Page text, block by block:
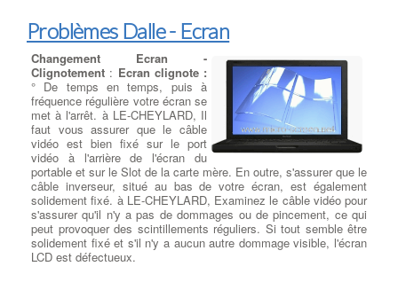
auront une meilleure paramètres électriques et optiques, ce qui
permettra quand même la remise en état de votre ordinateur
portable.:Devis Réparateur Ordi Portable
Design élégant d'inspiration Zen: Le ZenDrive U9M d'ASUS
affiche un design minimaliste avec un format de 13 mm
d'épaisseur. Son design inspiré du zen présente des cercles
concentriques pour en renforcer l'aspect sophistiqué. La
simplicité de sa conception en fait le compagnon idéal des
ordinateurs portables fins et légers. à LE-CHEYLARD
Compatible avec deux interfaces
: Le ZenDrive U9M d’ASUS
dispose de deux câbles prenant en charge les interfaces USB de
type C et de type A. Le modèle réversible de type C se traduit
par une connectivité pratique, pour des transmissions de
données ultra rapides à partir de périphériques compatibles. à
LE-CHEYLARDSource :Asus
Choisir le CPU processeur pour
son pc à LE-CHEYLARD: Basé
sur une multitude de points de
référence , Kaby Lake n'offre pas
Problèmes Dalle - Ecran
Changement Ecran -
Clignotement : Ecran clignote :
° De temps en temps, puis à
fréquence régulière votre écran se
met à l'arrêt. à LE-CHEYLARD, Il
faut vous assurer que le câble
vidéo est bien fixé sur le port
vidéo à l'arrière de l'écran du
portable et sur le Slot de la carte mère. En outre, s'assurer que le
câble inverseur, situé au bas de votre écran, est également
solidement fixé. à LE-CHEYLARD, Examinez le câble vidéo pour
s'assurer qu'il n'y a pas de dommages ou de pincement, ce qui
peut provoquer des scintillements réguliers. Si tout semble être
solidement fixé et s'il n'y a aucun autre dommage visible, l'écran
LCD est défectueux.